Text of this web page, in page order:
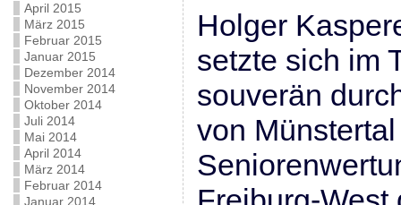
April 2015
März 2015
Februar 2015
Januar 2015
Dezember 2014
November 2014
Oktober 2014
Juli 2014
Mai 2014
April 2014
März 2014
Februar 2014
Januar 2014
Holger
setzte sich im
souverän
von